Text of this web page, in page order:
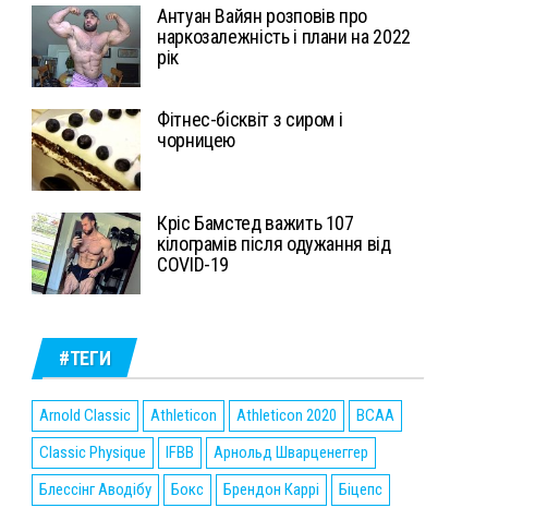
Антуан Вайян розповів про
наркозалежність і плани на 2022
рік
Фітнес-бісквіт з сиром і
чорницею
Кріс Бамстед важить 107
кілограмів після одужання від
COVID-19
#ТЕГИ
Arnold Classic Athleticon Athleticon 2020
BCAA
Classic Physique
IFBB
Арнольд Шварценеггер
Блессінг Аводібу
Бокс Брендон Каррі
Біцепс